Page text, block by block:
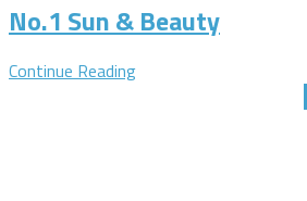
No.1 Sun & Beauty
Continue Reading